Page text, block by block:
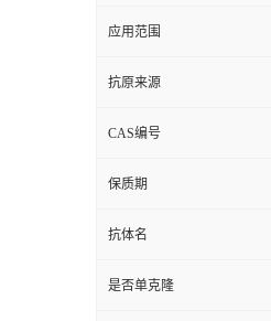
应用范围
抗原来源
CAS编号
保质期
抗体名
是否单克隆